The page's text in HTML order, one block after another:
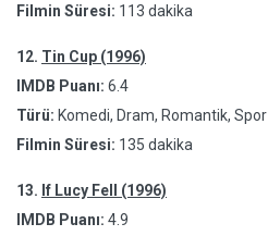
Filmin Süresi: 113 dakika
12. Tin Cup (1996)
IMDB Puanı: 6.4
Türü: Komedi, Dram, Romantik, Spor
Filmin Süresi: 135 dakika
13. If Lucy Fell (1996)
IMDB Puanı: 4.9